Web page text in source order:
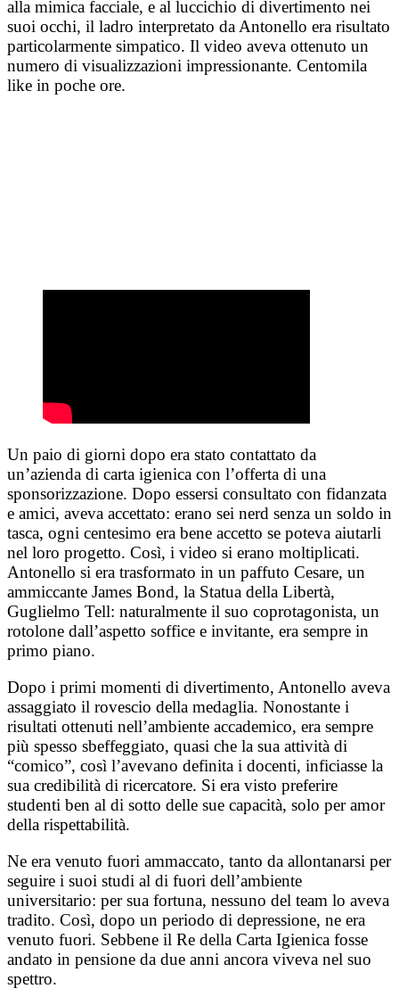
alla mimica facciale, e al luccichio di divertimento nei
suoi occhi, il ladro interpretato da Antonello era risultato
particolarmente simpatico. Il video aveva ottenuto un
numero di visualizzazioni impressionante. Centomila
like in poche ore.
Un paio di giorni dopo era stato contattato da
un’azienda di carta igienica con l’offerta di una
sponsorizzazione. Dopo essersi consultato con fidanzata
e amici, aveva accettato: erano sei nerd senza un soldo in
tasca, ogni centesimo era bene accetto se poteva aiutarli
nel loro progetto. Così, i video si erano moltiplicati.
Antonello si era trasformato in un paffuto Cesare, un
ammiccante James Bond, la Statua della Libertà,
Guglielmo Tell: naturalmente il suo coprotagonista, un
rotolone dall’aspetto soffice e invitante, era sempre in
primo piano.
Dopo i primi momenti di divertimento, Antonello aveva
assaggiato il rovescio della medaglia. Nonostante i
risultati ottenuti nell’ambiente accademico, era sempre
più spesso sbeffeggiato, quasi che la sua attività di
“comico”, così l’avevano definita i docenti, inficiasse la
sua credibilità di ricercatore. Si era visto preferire
studenti ben al di sotto delle sue capacità, solo per amor
della rispettabilità.
Ne era venuto fuori ammaccato, tanto da allontanarsi per
seguire i suoi studi al di fuori dell’ambiente
universitario: per sua fortuna, nessuno del team lo aveva
tradito. Così, dopo un periodo di depressione, ne era
venuto fuori. Sebbene il Re della Carta Igienica fosse
andato in pensione da due anni ancora viveva nel suo
spettro.